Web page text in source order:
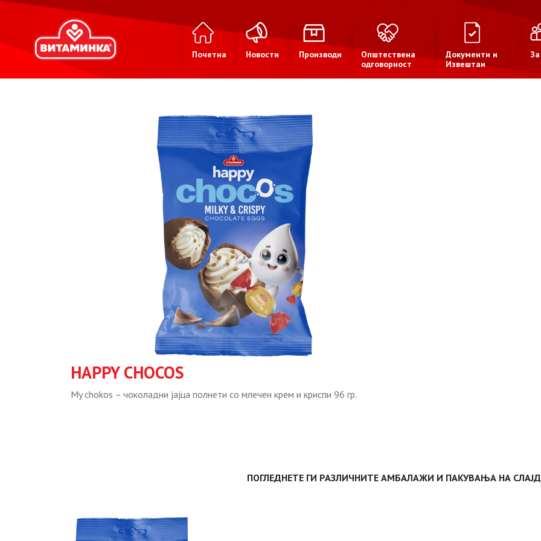
Почетна Новости Производи
Општествена
одговорност
Документи и
Извештаи
HAPPY CHOCOS
My chokos – чоколадни јајца полнети со млечен крем и криспи 96 гр.
ПОГЛЕДНЕТЕ ГИ РАЗЛИЧНИТЕ АМБАЛАЖИ И ПАКУВАЊА НА